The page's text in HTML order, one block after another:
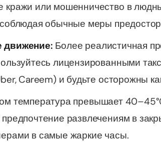
Арабские Эмираты
(General Admission)
Арабские Эмираты
Top Burj Khalifa (124 Floor) - Non-
кражи или мошенничество в
обычные меры
движение: Более реалистичная
лицензированными
Careem) и будьте осторожны
температура превышает
предпочтение развлечениям в
в самые жаркие часы.